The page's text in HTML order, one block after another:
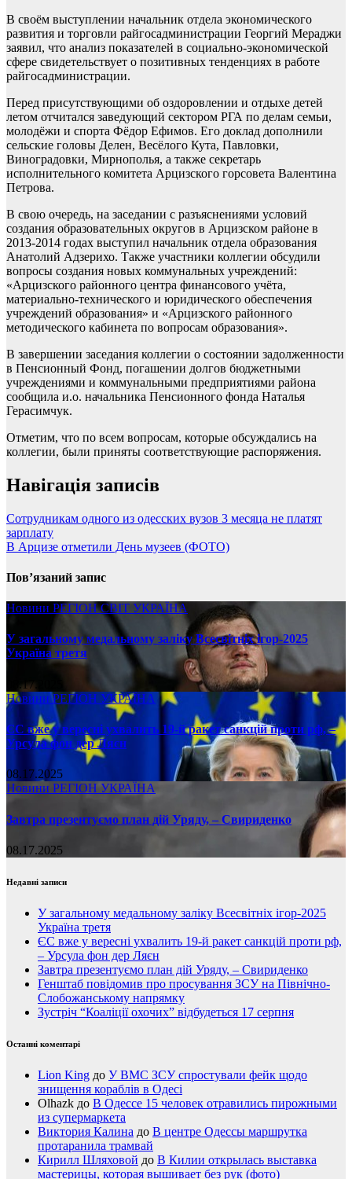
В своём выступлении начальник отдела экономического
развития и торговли райгосадминистрации Георгий Мераджи
заявил, что анализ показателей в социально-экономической
сфере свидетельствует о позитивных тенденциях в работе
райгосадминистрации.
Перед присутствующими об оздоровлении и отдыхе детей
летом отчитался заведующий сектором РГА по делам семьи,
молодёжи и спорта Фёдор Ефимов. Его доклад дополнили
сельские головы Делен, Весёлого Кута, Павловки,
Виноградовки, Мирнополья, а также секретарь
исполнительного комитета Арцизского горсовета Валентина
Петрова.
В свою очередь, на заседании с разъяснениями условий
создания образовательных округов в Арцизском районе в
2013-2014 годах выступил начальник отдела образования
Анатолий Адзерихо. Также участники коллегии обсудили
вопросы создания новых коммунальных учреждений:
«Арцизского районного центра финансового учёта,
материально-технического и юридического обеспечения
учреждений образования» и «Арцизского районного
методического кабинета по вопросам образования».
В завершении заседания коллегии о состоянии задолженности
в Пенсионный Фонд, погашении долгов бюджетными
учреждениями и коммунальными предприятиями района
сообщила и.о. начальника Пенсионного фонда Наталья
Герасимчук.
Отметим, что по всем вопросам, которые обсуждались на
коллегии, были приняты соответствующие распоряжения.
Навігація записів
Сотрудникам одного из одесских вузов 3 месяца не платят
зарплату
В Арцизе отметили День музеев (ФОТО)
Пов’язаний запис
Новини РЕГІОНСВІТ УКРАЇНА
У загальному медальному заліку Всесвітніх ігор-2025
Україна третя
08.17.2025
НовиниРЕГІОН УКРАЇНА
ЄС вже у вересні ухвалить 19-й ракет санкцій проти рф, –
Урсула фон дер Ляєн
08.17.2025
Новини РЕГІОН УКРАЇНА
Завтра презентуємо план дій Уряду, – Свириденко
08.17.2025
Недавні записи
У загальному медальному заліку Всесвітніх ігор-2025
Україна третя
ЄС вже у вересні ухвалить 19-й ракет санкцій проти рф,
– Урсула фон дер Ляєн
Завтра презентуємо план дій Уряду, – Свириденко
Генштаб повідомив про просування ЗСУ на Північно-
Слобожанському напрямку
Зустріч “Коаліції охочих” відбудеться 17 серпня
Останні коментарі
Lion King до У ВМС ЗСУ спростували фейк щодо
знищення кораблів в Одесі
Olhazk до В Одессе 15 человек отравились пирожными
из супермаркета
Виктория Калина до В центре Одессы маршрутка
протаранила трамвай
Кирилл Шляховой до В Килии открылась выставка
мастерицы, которая вышивает без рук (фото)